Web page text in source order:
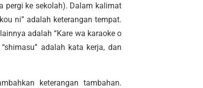
pergi ke sekolah). Dalam kalimat
ni” adalah keterangan tempat.
adalah “Kare wa karaoke o
adalah kata kerja, dan
keterangan tambahan.